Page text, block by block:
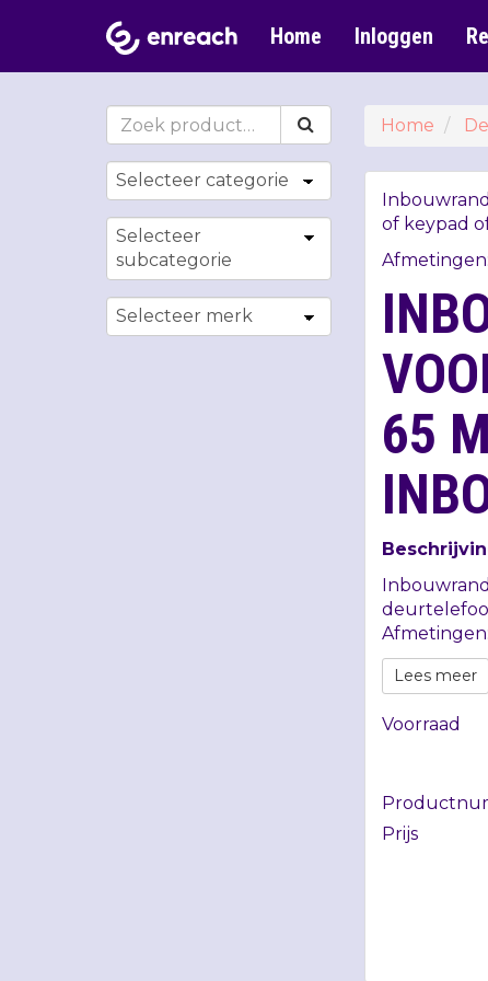
Home Inloggen
Home
of keypad
65
Lees meer
Voorraad
Prijs